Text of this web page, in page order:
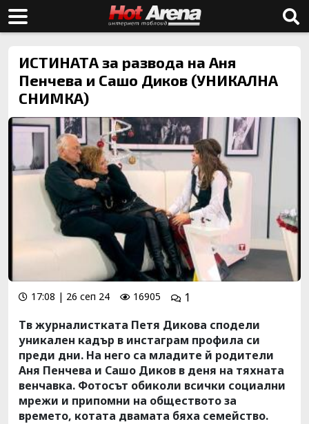
ИСТИНАТА за развода на Аня
Пенчева и Сашо Диков (УНИКАЛНА
СНИМКА)
17:08 | 26 сеп 24 16905
1
Тв журналистката Петя Дикова сподели
уникален кадър в инстаграм профила си
преди дни. На него са младите й родители
Аня Пенчева и Сашо Диков в деня на тяхната
венчавка. Фотосът обиколи всички социални
мрежи и припомни на обществото за
времето, котата двамата бяха семейство.